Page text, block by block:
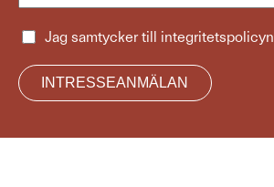
Jag samtycker till integritetspolicyn